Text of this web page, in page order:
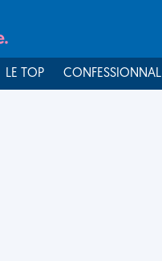
LE TOP CONFESSIONNAL